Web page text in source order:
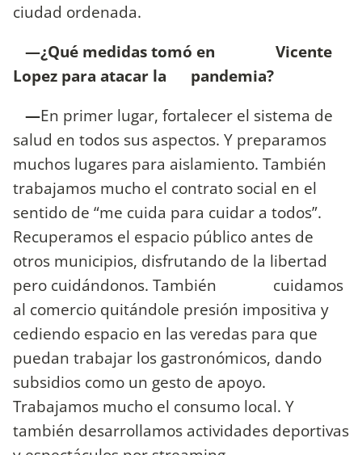
ciudad ordenada.
—¿Qué medidas tomó en Vicente
Lopez para atacar la pandemia?
—En primer lugar, fortalecer el sistema de
salud en todos sus aspectos. Y preparamos
muchos lugares para aislamiento. También
trabajamos mucho el contrato social en el
sentido de “me cuida para cuidar a todos”.
Recuperamos el espacio público antes de
otros municipios, disfrutando de la libertad
pero cuidándonos. También cuidamos
al comercio quitándole presión impositiva y
cediendo espacio en las veredas para que
puedan trabajar los gastronómicos, dando
subsidios como un gesto de apoyo.
Trabajamos mucho el consumo local. Y
también desarrollamos actividades deportivas